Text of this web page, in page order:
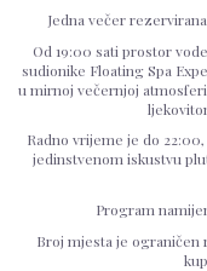
Jedna večer
Od 19:00 sati prostor
sudionike Floating Spa
u mirnoj večernjoj
Radno vrijeme je do
jedinstvenom iskustvu
Program
Broj mjesta je ograničen